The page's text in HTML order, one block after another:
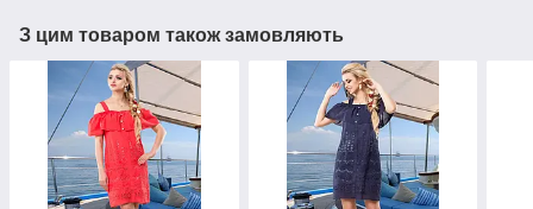
З цим товаром також замовляють